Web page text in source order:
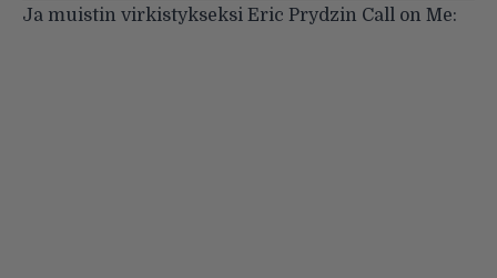
Ja muistin virkistykseksi Eric Prydzin Call on Me: